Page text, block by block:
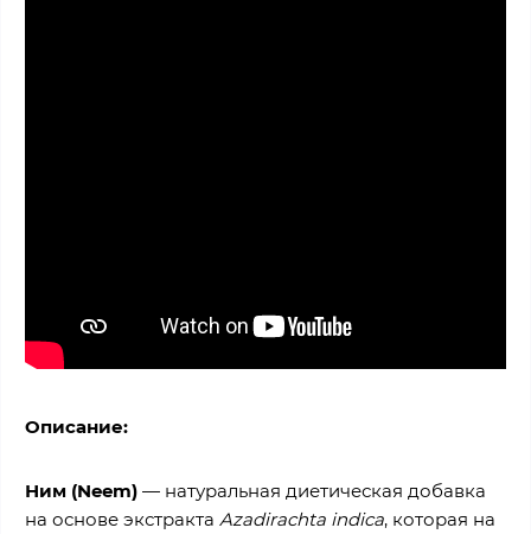
Описание:
Ним (Neem) — натуральная диетическая добавка
на основе экстракта Azadirachta indica, которая на